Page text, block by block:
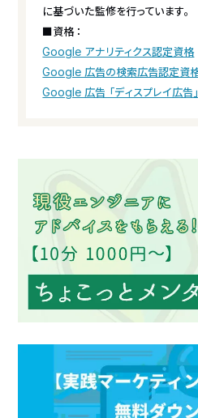
に基づいた監修を行っています。
■資格：
Google アナリティクス認定資格
Google 広告の検索広告認定資
Google 広告「ディスプレイ広告